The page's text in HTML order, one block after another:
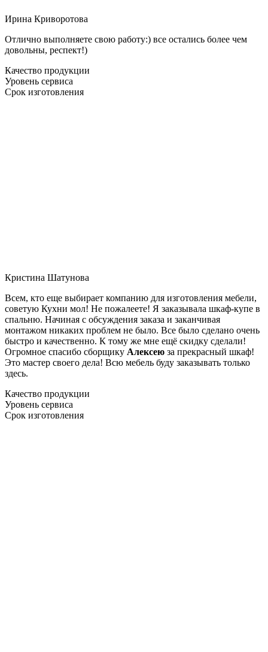
Ирина Криворотова
Отлично выполняете свою работу:) все остались более чем
довольны, респект!)
Качество продукции
Уровень сервиса
Срок изготовления
Кристина Шатунова
Всем, кто еще выбирает компанию для изготовления мебели,
советую Кухни мол! Не пожалеете! Я заказывала шкаф-купе в
спальню. Начиная с обсуждения заказа и заканчивая
монтажом никаких проблем не было. Все было сделано очень
быстро и качественно. К тому же мне ещё скидку сделали!
Огромное спасибо сборщику Алексею за прекрасный шкаф!
Это мастер своего дела! Всю мебель буду заказывать только
здесь.
Качество продукции
Уровень сервиса
Срок изготовления